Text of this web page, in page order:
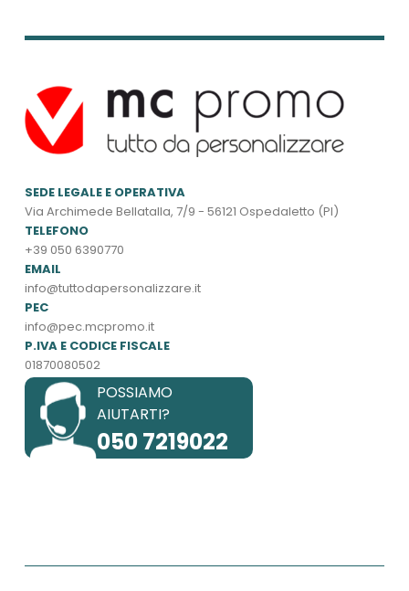
SEDE LEGALE E OPERATIVA
Via Archimede Bellatalla, 7/9 - 56121 Ospedaletto (PI)
TELEFONO
+39 050 6390770
EMAIL
info@tuttodapersonalizzare.it
PEC
info@pec.mcpromo.it
P.IVA E CODICE FISCALE
01870080502
POSSIAMO
AIUTARTI?
050 7219022